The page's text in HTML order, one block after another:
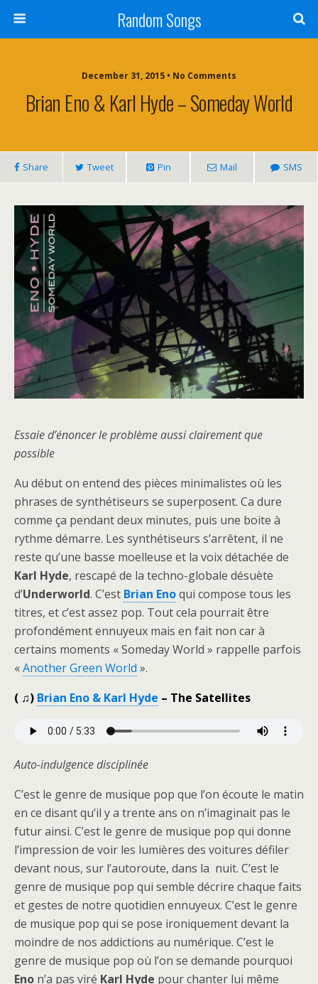
Random Songs
December 31, 2015 • No Comments
Brian Eno & Karl Hyde – Someday World
Share Tweet Pin Mail SMS
Essaie d’énoncer le problème aussi clairement que
possible
Au début on entend des pièces minimalistes où les
phrases de synthétiseurs se superposent. Ca dure
comme ça pendant deux minutes, puis une boite à
rythme démarre. Les synthétiseurs s’arrêtent, il ne
reste qu’une basse moelleuse et la voix détachée de
Karl Hyde, rescapé de la techno-globale désuète
d’Underworld. C’est Brian Enoqui compose tous les
titres, et c’est assez pop. Tout cela pourrait être
profondément ennuyeux mais en fait non car à
certains moments « Someday World » rappelle parfois
«Another Green World ».
( ♫) Brian Eno & Karl Hyde – The Satellites
Auto-indulgence disciplinée
C’est le genre de musique pop que l’on écoute le matin
en ce disant qu’il y a trente ans on n’imaginait pas le
futur ainsi. C’est le genre de musique pop qui donne
l’impression de voir les lumières des voitures défiler
devant nous, sur l’autoroute, dans la nuit. C’est le
genre de musique pop qui semble décrire chaque faits
et gestes de notre quotidien ennuyeux. C’est le genre
de musique pop qui se pose ironiquement devant la
moindre de nos addictions au numérique. C’est le
genre de musique pop où l’on se demande pourquoi
Eno n’a pas viré Karl Hyde pour chanter lui même